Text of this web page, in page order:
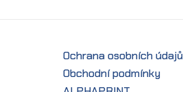
Ochrana osobních údajů
Obchodní podmínky